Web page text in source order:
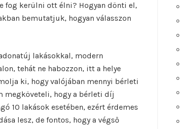
fog kerülni ott élni? Hogyan dönti el,
bemutatjuk, hogyan válasszon
lakásokkal, modern
tehát ne habozzon, itt a helye
ki, hogy valójában mennyi bérleti
megköveteli, hogy a bérleti díj
10 lakások esetében, ezért érdemes
lesz, de fontos, hogy a végső